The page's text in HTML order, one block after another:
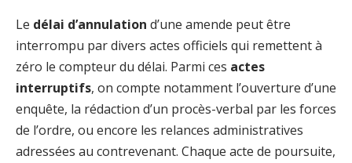
Le délai d’annulation d’une amende peut être
interrompu par divers actes officiels qui remettent à
zéro le compteur du délai. Parmi ces actes
interruptifs, on compte notamment l’ouverture d’une
enquête, la rédaction d’un procès-verbal par les forces
de l’ordre, ou encore les relances administratives
adressées au contrevenant. Chaque acte de poursuite,